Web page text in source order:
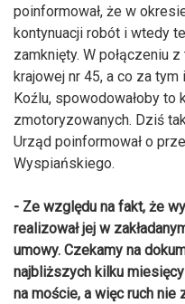
poinformował, że w
kontynuacji robót i wtedy
zamknięty. W połączeniu
krajowej nr 45, a co za
Koźlu, spowodowałoby to
zmotoryzowanych. Dziś
Urząd poinformował o
Wyspiańskiego.
- Ze względu na fakt, że
realizował jej w
umowy. Czekamy na
najbliższych kilku
na moście, a więc ruch